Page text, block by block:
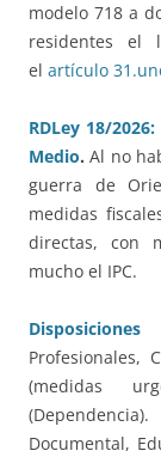
modelo 718 a
residentes el
el artículo
RDLey 18/
Medio.Al no
guerra de
medidas
directas, con
mucho el IPC.
Profesionales,
(medidas
Documental,